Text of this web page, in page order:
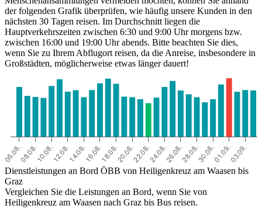
der folgenden Grafik überprüfen, wie häufig unsere Kunden in den
nächsten 30 Tagen reisen. Im Durchschnitt liegen die
Hauptverkehrszeiten zwischen 6:30 und 9:00 Uhr morgens bzw.
zwischen 16:00 und 19:00 Uhr abends. Bitte beachten Sie dies,
wenn Sie zu Ihrem Abflugort reisen, da die Anreise, insbesondere in
Großstädten, möglicherweise etwas länger dauert!
Dienstleistungen an Bord ÖBB von Heiligenkreuz am Waasen bis
Graz
Vergleichen Sie die Leistungen an Bord, wenn Sie von
Heiligenkreuz am Waasen nach Graz bis Bus reisen.